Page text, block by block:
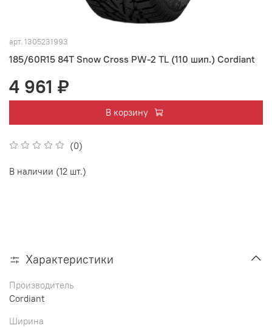
арт. 1305231993
185/60R15 84T Snow Cross PW-2 TL (110 шип.) Cordiant
(0)
4 961 ₽
В корзину
В наличии (12 шт.)
Характеристики
Производитель
Cordiant
Ширина